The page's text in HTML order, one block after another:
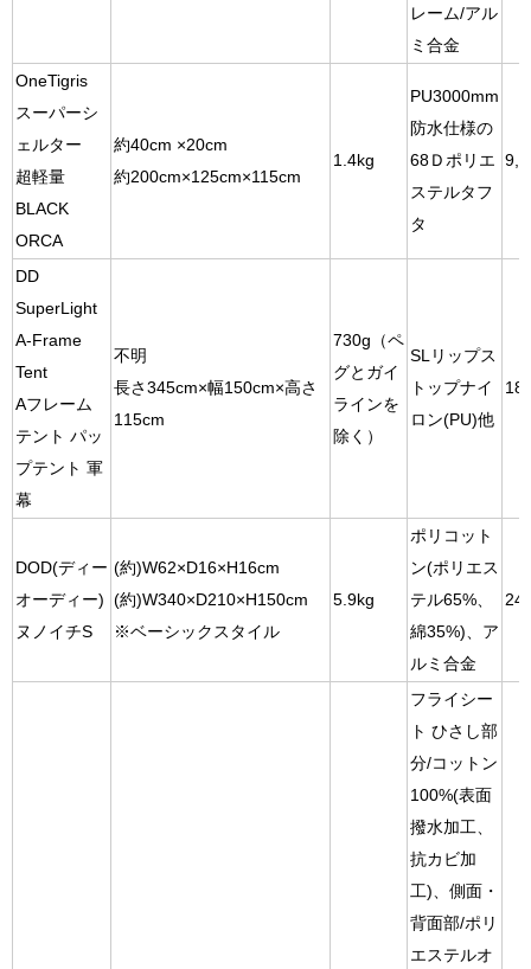
レーム/アル
ミ合金
OneTigris
スーパーシ
ェルター
超軽量
BLACK
ORCA
約40cm ×20cm
約200cm×125cm×115cm
1.4kg
PU3000mm
防水仕様の
68Ｄポリエ
ステルタフ
タ
DD
SuperLight
A-Frame
Tent
Aフレーム
テント パッ
プテント 軍
幕
不明
長さ345cm×幅150cm×高さ
115cm
730g（ペ
グとガイ
ラインを
除く）
SLリップス
トップナイ
ロン(PU)他
DOD(ディー
オーディー)
ヌノイチS
(約)W62×D16×H16cm
(約)W340×D210×H150cm
※ベーシックスタイル
5.9kg
ポリコット
ン(ポリエス
テル65%、
綿35%)、ア
ルミ合金
フライシー
ト ひさし部
分/コットン
100%(表面
撥水加工、
抗カビ加
工)、側面・
背面部/ポリ
エステルオ